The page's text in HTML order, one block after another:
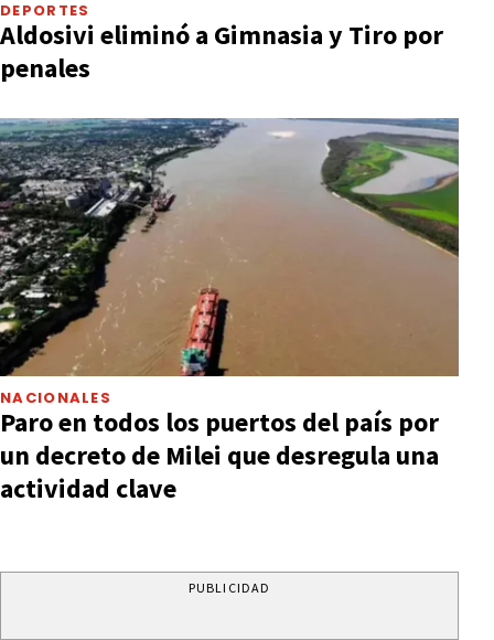
DEPORTES
Aldosivi eliminó a Gimnasia y Tiro por
penales
NACIONALES
Paro en todos los puertos del país por
un decreto de Milei que desregula una
actividad clave
PUBLICIDAD